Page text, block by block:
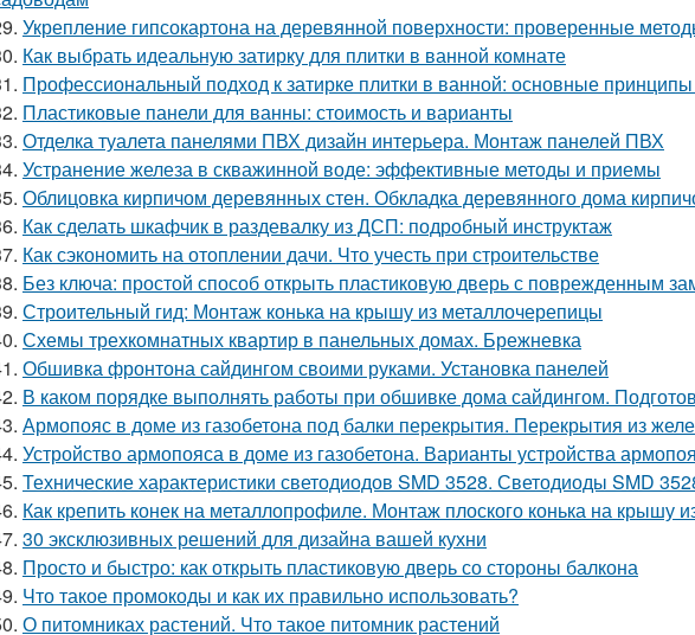
Укрепление гипсокартона на деревянной поверхности: проверенные
Как выбрать идеальную затирку для плитки в ванной комнате
Профессиональный подход к затирке плитки в ванной: основные
Пластиковые панели для ванны: стоимость и варианты
Отделка туалета панелями ПВХ дизайн интерьера. Монтаж панелей ПВХ
Устранение железа в скважинной воде: эффективные методы и приемы
Облицовка кирпичом деревянных стен. Обкладка деревянного дома
Как сделать шкафчик в раздевалку из ДСП: подробный инструктаж
Как сэкономить на отоплении дачи. Что учесть при строительстве
Без ключа: простой способ открыть пластиковую дверь с поврежденным
Строительный гид: Монтаж конька на крышу из металлочерепицы
Схемы трехкомнатных квартир в панельных домах. Брежневка
Обшивка фронтона сайдингом своими руками. Установка панелей
В каком порядке выполнять работы при обшивке дома сайдингом.
Армопояс в доме из газобетона под балки перекрытия. Перекрытия из
Устройство армопояса в доме из газобетона. Варианты устройства
Технические характеристики светодиодов SMD 3528. Светодиоды SMD
Как крепить конек на металлопрофиле. Монтаж плоского конька на крышу
30 эксклюзивных решений для дизайна вашей кухни
Просто и быстро: как открыть пластиковую дверь со стороны балкона
Что такое промокоды и как их правильно использовать?
О питомниках растений. Что такое питомник растений